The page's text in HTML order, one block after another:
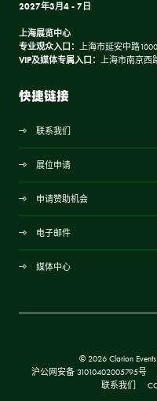
2027年3月4 - 7日
上海展览中心
专业观众入口： 上海市延安中路
VIP及媒体专属入口： 上海市南京西
快捷链接
联系我们
展位申请
申请赞助机会
电子邮件
媒体中心
© 2026 Clarion Events
沪公网安备 31010402005795号
联系我们